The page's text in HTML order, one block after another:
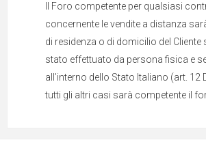
Il Foro competente per qualsiasi
concernente le vendite a distanza
di residenza o di domicilio del Cliente
stato effettuato da persona fisica e
all’interno dello Stato Italiano (art. 12
tutti gli altri casi sarà competente il